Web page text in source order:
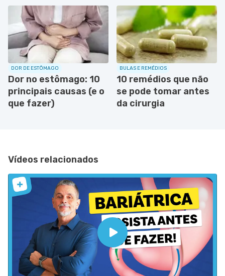
DOR DE ESTÔMAGO
Dor no estômago: 10
principais causas (e o
que fazer)
BULAS E REMÉDIOS
10 remédios que não
se pode tomar antes
da cirurgia
Vídeos relacionados